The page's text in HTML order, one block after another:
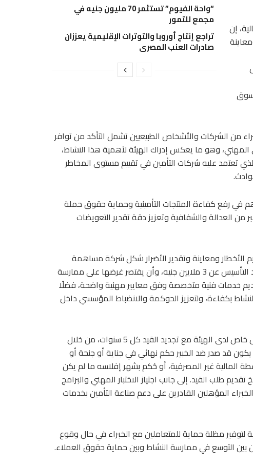
“واحة الفيوم” تستثمر 70 مليون جنيه في
مجمع للتمور
تراجع إنتاج أوروبا والتوترات الإقليمية يعززان
صادرات العنب المصرى
إن
سوق
من الشركات والأشخاص الطبيعيين تشمل التأكد من توافر
وهو ما يعكس إدراك الهيئة لأهمية هذا النشاط،
الذي تعتمد عليه شركات التأمين في تقييم مستوى المخاطر
في رفع كفاءة المنتجات التأمينية وحماية حقوق حملة
من العدالة والشفافية وتعزيز دقة تقدير التعويضات
الأخطار ومعاينة وتقدير الأضرار شكل شركة مساهمة
مصرية، وألا يقل رأسمالها المصدر والمدفوع بالكامل عند التأسيس عن 3 ملايين جنيه، وأن يقتصر غرضها على ممارسة
خدمات فنية متخصصة وفق معايير مهنية واضحة، فضلًا
بكفاءة، ولتعزيز الحوكمة والانضباط المؤسسي داخل
وينظم القرار قيد الخبراء من الأشخاص الطبيعيين في سجل خاص لدى الهيئة مع تجديد القيد كل 5 سنوات، من خلال
قد صدر ضد الخبير حكم نهائي في جناية أو جنحة أو
المالية غير المصرفية، أو حُكم بشهر إفلاسه ما لم يكن
طلب القيد. إلى جانب اجتياز الاختبار المهني والبرامج
المؤهلين القادرين على دعم صناعة التأمين بخدمات
لتوفير مظلة حماية للمتعاملين مع الخبراء في حال وقوع
التوسع في ممارسة النشاط وبين حماية حقوق العملاء.